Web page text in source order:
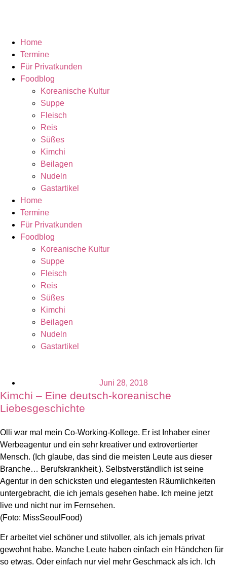
Home
Termine
Für Privatkunden
Foodblog
Koreanische Kultur
Suppe
Fleisch
Reis
Süßes
Kimchi
Beilagen
Nudeln
Gastartikel
Home
Termine
Für Privatkunden
Foodblog
Koreanische Kultur
Suppe
Fleisch
Reis
Süßes
Kimchi
Beilagen
Nudeln
Gastartikel
Juni 28, 2018
Kimchi – Eine deutsch-koreanische
Liebesgeschichte
Olli war mal mein Co-Working-Kollege. Er ist Inhaber einer
Werbeagentur und ein sehr kreativer und extrovertierter
Mensch. (Ich glaube, das sind die meisten Leute aus dieser
Branche… Berufskrankheit.). Selbstverständlich ist seine
Agentur in den schicksten und elegantesten Räumlichkeiten
untergebracht, die ich jemals gesehen habe. Ich meine jetzt
live und nicht nur im Fernsehen.
(Foto: MissSeoulFood)
Er arbeitet viel schöner und stilvoller, als ich jemals privat
gewohnt habe. Manche Leute haben einfach ein Händchen für
so etwas. Oder einfach nur viel mehr Geschmack als ich. Ich